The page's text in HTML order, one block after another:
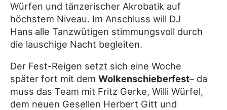
Würfen und tänzerischer Akrobatik auf
höchstem Niveau. Im Anschluss will DJ
Hans alle Tanzwütigen stimmungsvoll durch
die lauschige Nacht begleiten.
Der Fest-Reigen setzt sich eine Woche
später fort mit dem Wolkenschieberfest– da
muss das Team mit Fritz Gerke, Willi Würfel,
dem neuen Gesellen Herbert Gitt und